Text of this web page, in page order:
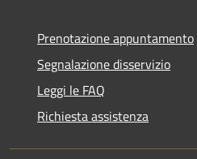
Prenotazione appuntamento
Segnalazione disservizio
Leggi le FAQ
Richiesta assistenza